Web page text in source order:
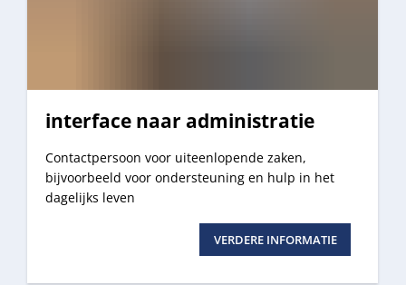
interface naar administratie
Contactpersoon voor uiteenlopende zaken,
bijvoorbeeld voor ondersteuning en hulp in het
dagelijks leven
VERDERE INFORMATIE